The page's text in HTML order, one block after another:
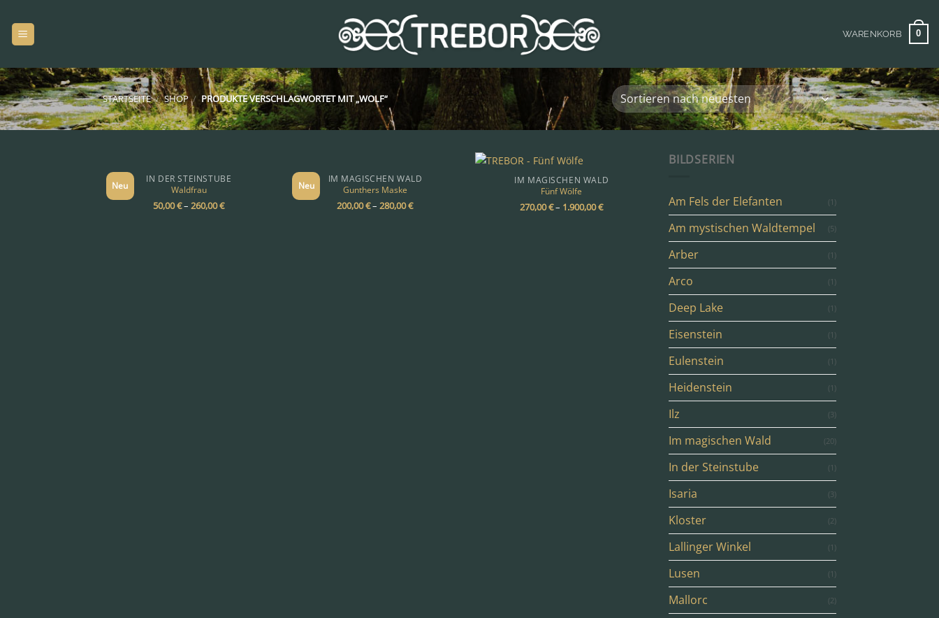
Inhalt
springen
WARENKORB 0
STARTSEITE / SHOP / PRODUKTE VERSCHLAGWORTET MIT „WOLF“
Neu
IN DER STEINSTUBE
Waldfrau
50,00€–260,00€
Neu
IM MAGISCHEN WALD
Gunthers Maske
200,00€–280,00€
IM MAGISCHEN WALD
Fünf Wölfe
270,00€– 1.900,00€
BILDSERIEN
Am Fels der Elefanten (1)
Am mystischen Waldtempel (5)
Arber (1)
Arco (1)
Deep Lake (1)
Eisenstein (1)
Eulenstein (1)
Heidenstein (1)
Ilz (3)
Im magischen Wald (20)
In der Steinstube (1)
Isaria (3)
Kloster (2)
Lallinger Winkel (1)
Lusen (1)
Mallorc (2)